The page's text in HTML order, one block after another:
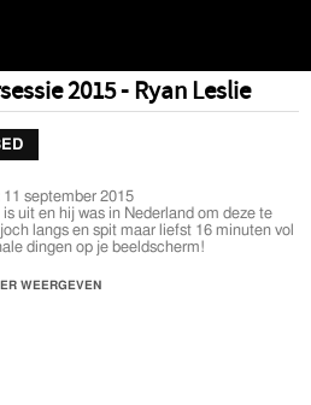
2015 - Ryan Leslie
11 september 2015
uit en hij was in Nederland om deze te
langs en spit maar liefst 16 minuten vol
dingen op je beeldscherm!
de audio hier:
WEERGEVEN